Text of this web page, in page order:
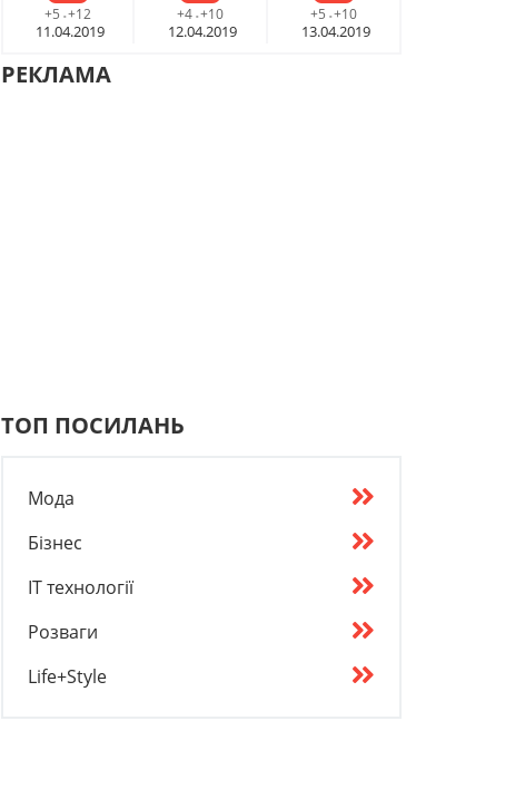
+5 - +12
11.04.2019
+4 - +10
12.04.2019
+5 - +10
13.04.2019
РЕКЛАМА
ТОП ПОСИЛАНЬ
Мода
Бізнес
IT технології
Розваги
Life+Style